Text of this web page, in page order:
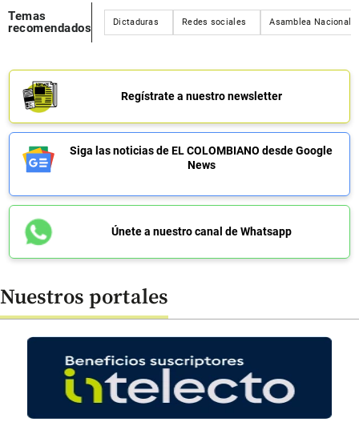
Temas
recomendados
Dictaduras Redes sociales Asamblea Nacional
Regístrate a nuestro newsletter
Siga las noticias de EL COLOMBIANO desde Google
News
Únete a nuestro canal de Whatsapp
Nuestros portales